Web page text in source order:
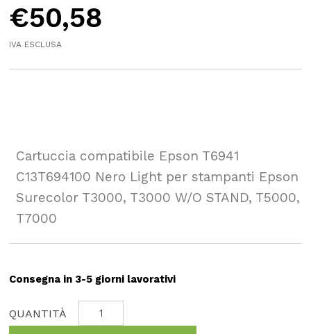
€50,58
IVA ESCLUSA
Cartuccia compatibile Epson T6941
C13T694100 Nero Light per stampanti Epson
Surecolor T3000, T3000 W/O STAND, T5000,
T7000
Consegna in 3-5 giorni lavorativi